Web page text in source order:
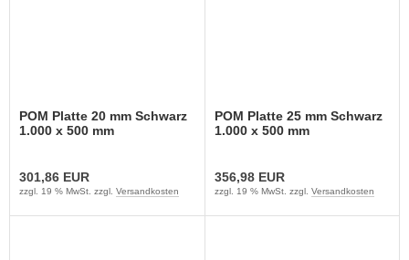
POM Platte 20 mm Schwarz
1.000 x 500 mm
301,86 EUR
zzgl. 19 % MwSt. zzgl. Versandkosten
POM Platte 25 mm Schwarz
1.000 x 500 mm
356,98 EUR
zzgl. 19 % MwSt. zzgl. Versandkosten